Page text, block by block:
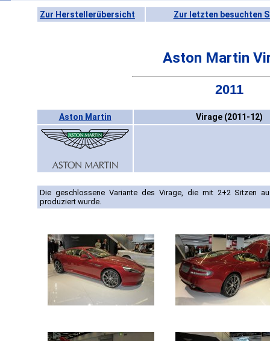
Zur Herstellerübersicht Zur letzten besuchten
Aston Martin
2011
Aston Martin Virage (2011-12)
Die geschlossene Variante des Virage, die mit 2+2 Sitzen
produziert wurde.